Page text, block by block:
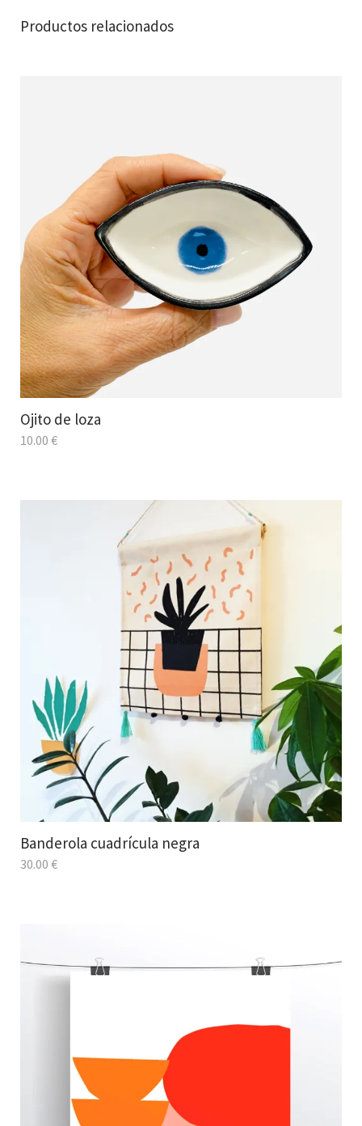
Productos relacionados
Ojito de loza
10.00 €
Banderola cuadrícula negra
30.00 €